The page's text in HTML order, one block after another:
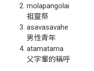
molapangolai
祖靈祭
asavasavahe
男性青年
atamatama
父字輩的稱呼